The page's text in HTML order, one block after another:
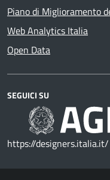
Piano di Miglioramento
Web Analytics Italia
Open Data
SEGUICI SU
https://designers.italia.it/